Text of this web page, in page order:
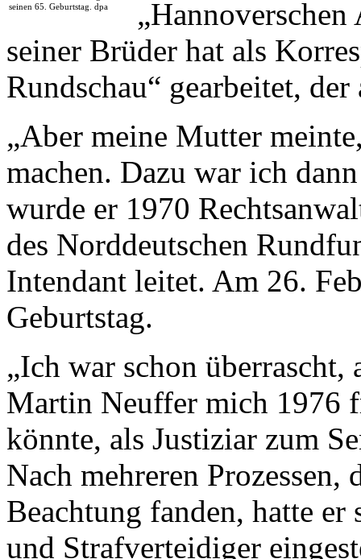
seinen 65. Geburtstag. dpa
seiner Brüder hat als
Rundschau“ gearbeitet,
„Aber meine Mutter
machen. Dazu war ich
wurde er 1970
des Norddeutschen
Intendant leitet. Am 26.
Geburtstag.
„Ich war schon
Martin Neuffer mich 1976
könnte, als Justiziar zum
Nach mehreren
Beachtung fanden, hatte
und Strafverteidiger